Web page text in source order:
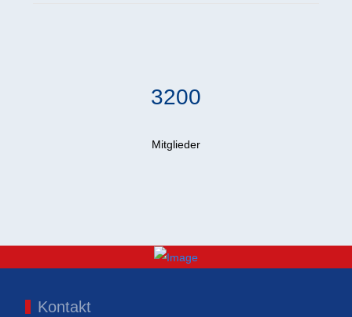
3200
Mitglieder
Kontakt